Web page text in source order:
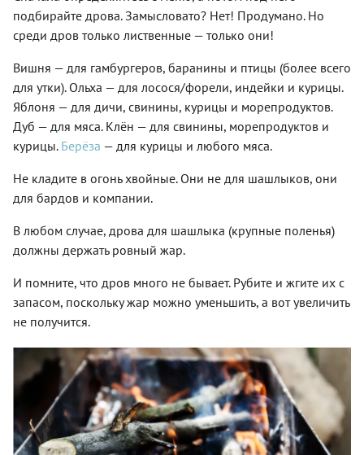
подбирайте дрова. Замысловато? Нет! Продумано. Но
среди дров только лиственные — только они!
Вишня — для гамбургеров, баранины и птицы (более всего
для утки). Ольха — для лосося/форели, индейки и курицы.
Яблоня — для дичи, свинины, курицы и морепродуктов.
Дуб — для мяса. Клён — для свинины, морепродуктов и
курицы. Берёза — для курицы и любого мяса.
Не кладите в огонь хвойные. Они не для шашлыков, они
для бардов и компании.
В любом случае, дрова для шашлыка (крупные поленья)
должны держать ровный жар.
И помните, что дров много не бывает. Рубите и жгите их с
запасом, поскольку жар можно уменьшить, а вот увеличить
не получится.